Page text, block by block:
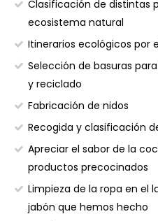
Clasificación de distintas
ecosistema natural
Itinerarios ecológicos por
Selección de basuras
y reciclado
Fabricación de nidos
Recogida y clasificación
Apreciar el sabor de la
productos precocinados
Limpieza de la ropa en el
jabón que hemos hecho